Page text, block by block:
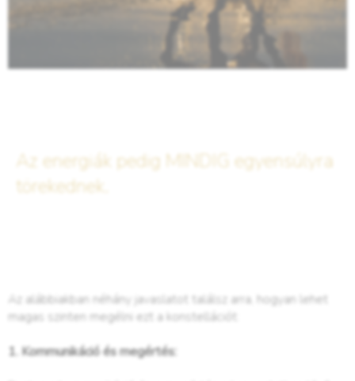
Az energiák pedig MINDIG egyensúlyra
törekednek.
Az alábbiakban néhány javaslatot találsz arra, hogyan lehet
magas szinten megélni ezt a konstellációt:
1. Kommunikáció és megértés: